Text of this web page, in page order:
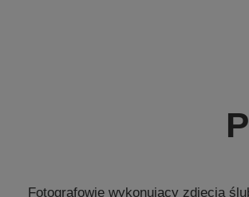
Fotografowie wykonujący zdjęcia